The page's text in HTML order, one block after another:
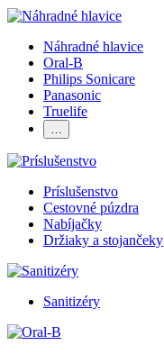
Náhradné hlavice
Oral-B
Philips Sonicare
Panasonic
Truelife
…
Príslušenstvo
Cestovné púzdra
Nabíjačky
Držiaky a stojančeky
Sanitizéry